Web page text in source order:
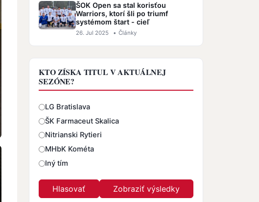
ŠOK Open sa stal korisťou
Warriors, ktorí šli po triumf
systémom štart - cieľ
26. Jul 2025 • Články
KTO ZÍSKA TITUL V AKTUÁLNEJ
SEZÓNE?
Odpovede
LG Bratislava
ŠK Farmaceut Skalica
Nitrianski Rytieri
MHbK Kométa
Iný tím